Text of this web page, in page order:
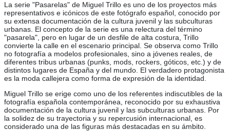
La serie "Pasarelas" de Miguel Trillo es uno de los proyectos más
representativos e icónicos de este fotógrafo español, conocido por
su extensa documentación de la cultura juvenil y las subculturas
urbanas. El concepto de la serie es una relectura del término
"pasarela", pero en lugar de un desfile de alta costura, Trillo
convierte la calle en el escenario principal. Se observa como Trillo
no fotografía a modelos profesionales, sino a jóvenes reales, de
diferentes tribus urbanas (punks, mods, rockers, góticos, etc.) y de
distintos lugares de España y del mundo. El verdadero protagonista
es la moda callejera como forma de expresión de la identidad.
Miguel Trillo se erige como uno de los referentes indiscutibles de la
fotografía española contemporánea, reconocido por su exhaustiva
documentación de la cultura juvenil y las subculturas urbanas. Por
la solidez de su trayectoria y su repercusión internacional, es
considerado una de las figuras más destacadas en su ámbito.